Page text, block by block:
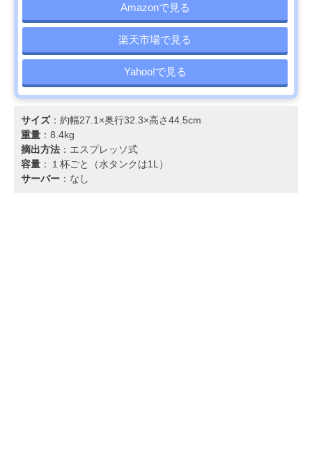
Amazonで見る
楽天市場で見る
Yahoo!で見る
サイズ：約幅27.1×奥行32.3×高さ44.5cm
重量 ：8.4kg
摘出方法 ：エスプレッソ式
容量 ：１杯ごと（水タンクは1L）
サーバー ：なし